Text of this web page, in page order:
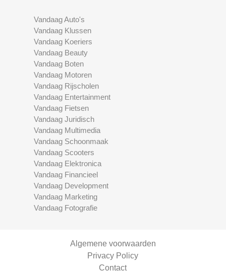
Vandaag Auto's
Vandaag Klussen
Vandaag Koeriers
Vandaag Beauty
Vandaag Boten
Vandaag Motoren
Vandaag Rijscholen
Vandaag Entertainment
Vandaag Fietsen
Vandaag Juridisch
Vandaag Multimedia
Vandaag Schoonmaak
Vandaag Scooters
Vandaag Elektronica
Vandaag Financieel
Vandaag Development
Vandaag Marketing
Vandaag Fotografie
Algemene voorwaarden
Privacy Policy
Contact